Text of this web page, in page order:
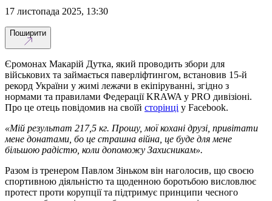
17 листопада 2025, 13:30
Поширити
Єромонах Макарій Дутка, який проводить збори для
військових та займається паверліфтингом, встановив 15-й
рекорд України у жимі лежачи в екіпіруванні, згідно з
нормами та правилами Федерації KRAWA у PRO дивізіоні.
Про це отець повідомив на своїй сторінці у Facebook.
«Мій результат 217,5 кг. Прошу, мої кохані друзі, привітати
мене донатами, бо це страшна війна, це буде для мене
більшою радістю, коли допоможу Захисникам».
Разом із тренером Павлом Зіньком він наголосив, що своєю
спортивною діяльністю та щоденною боротьбою висловлює
протест проти корупції та підтримує принципи чесного